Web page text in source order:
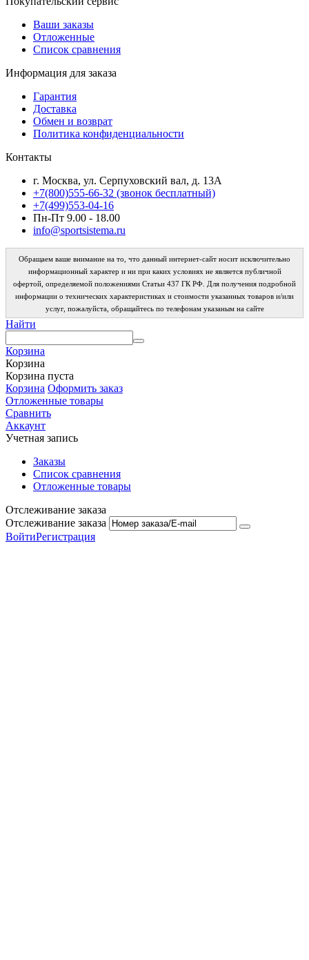
Ваши заказы
Отложенные
Список сравнения
Информация для заказа
Гарантия
Доставка
Обмен и возврат
Политика конфиденциальности
Контакты
г. Москва, ул. Серпуховский вал, д. 13А
+7(800)555-66-32 (звонок бесплатный)
+7(499)553-04-16
Пн-Пт 9.00 - 18.00
info@sportsistema.ru
Обращаем ваше внимание на то, что данный интернет-сайт носит исключительно
информационный характер и ни при каких условиях не является публичной
офертой, определяемой положениями Статьи 437 ГК РФ. Для получения подробной
информации о технических характеристиках и стоимости указанных товаров и/или
услуг, пожалуйста, обращайтесь по телефонам указаным на сайте
Найти
Корзина
Корзина
Корзина пуста
Корзина Оформить заказ
Отложенные товары
Сравнить
Аккаунт
Учетная запись
Заказы
Список сравнения
Отложенные товары
Отслеживание заказа
Отслеживание заказа
ВойтиРегистрация